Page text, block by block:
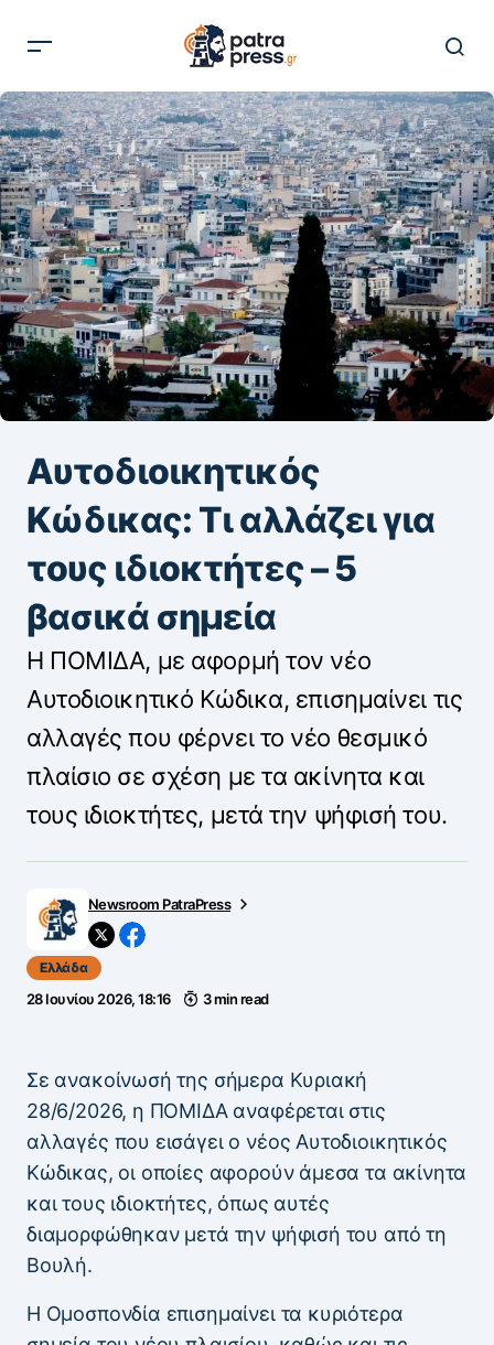
Αυτοδιοικητικός
Κώδικας: Τι αλλάζει για
τους ιδιοκτήτες – 5
βασικά σημεία
Η ΠΟΜΙΔΑ, με αφορμή τον νέο
Αυτοδιοικητικό Κώδικα, επισημαίνει τις
αλλαγές που φέρνει το νέο θεσμικό
πλαίσιο σε σχέση με τα ακίνητα και
τους ιδιοκτήτες, μετά την ψήφισή του.
Newsroom PatraPress
Ελλάδα
28 Ιουνίου 2026, 18:16 3 min read
Σε ανακοίνωσή της σήμερα Κυριακή
28/6/2026, η ΠΟΜΙΔΑ αναφέρεται στις
αλλαγές που εισάγει ο νέος Αυτοδιοικητικός
Κώδικας, οι οποίες αφορούν άμεσα τα ακίνητα
και τους ιδιοκτήτες, όπως αυτές
διαμορφώθηκαν μετά την ψήφισή του από τη
Βουλή.
Η Ομοσπονδία επισημαίνει τα κυριότερα